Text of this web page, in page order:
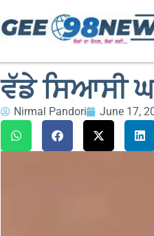
ਵੱਡੇ ਸਿਆਸੀ
Nirmal Pandori June 17,